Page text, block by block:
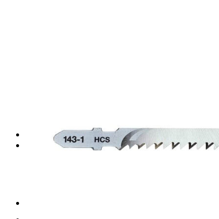
TRASDOSADOS
TABIQUES